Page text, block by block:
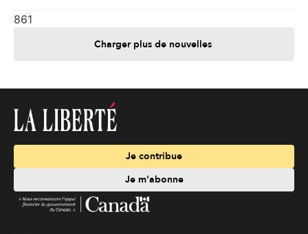
861
Charger plus de nouvelles
Je contribue
Je m'abonne